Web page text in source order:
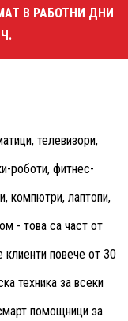
В РАБОТНИ ДНИ
телевизори,
роботи, фитнес-
компютри, лаптопи,
- това са част от
клиенти повече от 30
техника за всеки
помощници за